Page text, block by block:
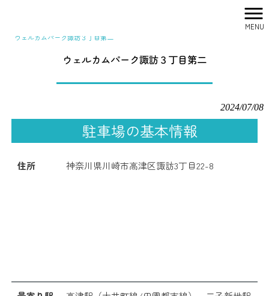
MENU
ウェルカムパーク諏訪３丁目第二
ウェルカムパーク諏訪３丁目第二
2024/07/08
駐車場の基本情報
住所 神奈川県川崎市高津区諏訪3丁目22-8